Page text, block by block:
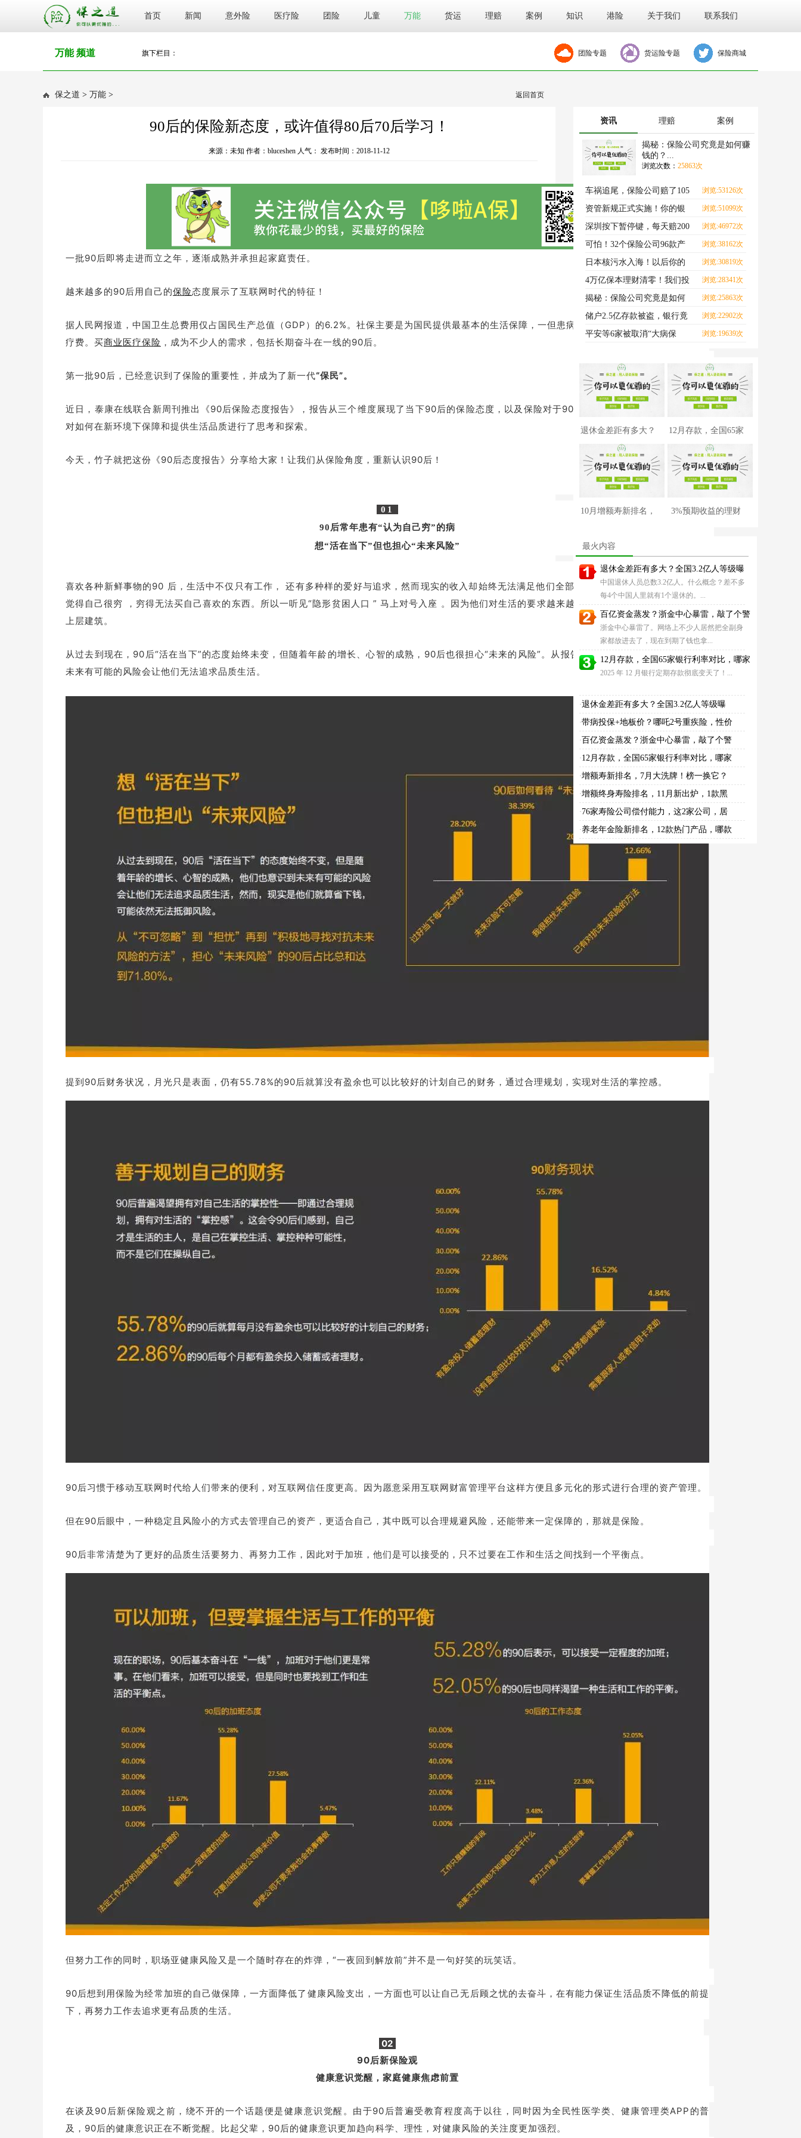
首页 新闻 意外险 医疗险 团险 儿童 万能 货运 理赔 案例 知识 港险 关于我们 联系我们
万能 频道 旗下栏目： 团险专题 货运险专题 保险商城
保之道 > 万能 > 返回首页
90后的保险新态度，或许值得80后70后学习！
来源：未知 作者：bluceshen 人气： 发布时间：2018-11-12
一批90后即将走进而立之年，逐渐成熟并承担起家庭责任。
越来越多的90后用自己的保险态度展示了互联网时代的特征！
据人民网报道，中国卫生总费用仅占国民生产总值（GDP）的6.2%。社保主要是为国民提供最基本的生活保障，一但患病住院，说不定还需得承担不少医
疗费。买商业医疗保险 ，成为不少人的需求，包括长期奋斗在一线的90后。
第一批90后，已经意识到了保险的重要性，并成为了新一代“保民”。
近日，泰康在线联合新周刊推出《90后保险态度报告》，报告从三个维度展现了当下90后的保险态度，以及保险对于90后的意义，同时协同新一代群体
对如何在新环境下保障和提供生活品质进行了思考和探索。
今天，竹子就把这份《90后态度报告》分享给大家！让我们从保险角度，重新认识90后！
01
90后常年患有“认为自己穷”的病
想“活在当下”但也担心“未来风险”
喜欢各种新鲜事物的90 后，生活中不仅只有工作， 还有多种样的爱好与追求，然而现实的收入却始终无法满足他们全部兴趣投入，这样的状态会让他们
觉得自己很穷 ，穷得无法买自己喜欢的东西。所以一听见“隐形贫困人口 ” 马上对号入座 。因为他们对生活的要求越来越高，经济基础永远跟不上增长的
上层建筑。
从过去到现在，90后“活在当下”的态度始终未变，但随着年龄的增长、心智的成熟，90后也很担心“未来的风险”。从报告数据显示，有71.80%的人担心
未来有可能的风险会让他们无法追求品质生活。
提到90后财务状况，月光只是表面，仍有55.78%的90后就算没有盈余也可以比较好的计划自己的财务，通过合理规划，实现对生活的掌控感。
90后习惯于移动互联网时代给人们带来的便利，对互联网信任度更高。因为愿意采用互联网财富管理平台这样方便且多元化的形式进行合理的资产管理。
但在90后眼中，一种稳定且风险小的方式去管理自己的资产，更适合自己，其中既可以合理规避风险，还能带来一定保障的，那就是保险。
90后非常清楚为了更好的品质生活要努力、再努力工作，因此对于加班，他们是可以接受的，只不过要在工作和生活之间找到一个平衡点。
但努力工作的同时，职场亚健康风险又是一个随时存在的炸弹，“一夜回到解放前”并不是一句好笑的玩笑话。
90后想到用保险为经常加班的自己做保障，一方面降低了健康风险支出，一方面也可以让自己无后顾之忧的去奋斗，在有能力保证生活品质不降低的前提
下，再努力工作去追求更有品质的生活。
02
90后新保险观
健康意识觉醒，家庭健康焦虑前置
在谈及90后新保险观之前，绕不开的一个话题便是健康意识觉醒。由于90后普遍受教育程度高于以往，同时因为全民性医学类、健康管理类APP的普
及，90后的健康意识正在不断觉醒。比起父辈，90后的健康意识更加趋向科学、理性，对健康风险的关注度更加强烈。
资讯 理赔 案例
揭秘：保险公司究竟是如何赚
钱的？...
浏览次数： 25863次
车祸追尾，保险公司赔了105
万？
浏览:53126次
资管新规正式实施！你的银
行理财，要亏了？
浏览:51099次
深圳按下暂停键，每天赔200
元的隔离险，还能买吗
浏览:46972次
可怕！32个保险公司96款产
品，全快没了！
浏览:38162次
日本核污水入海！以后你的
每一口海鲜，都可能致
浏览:30819次
4万亿保本理财清零！我们投
的钱怎么办？
浏览:28341次
揭秘：保险公司究竟是如何
赚钱的？
浏览:25863次
储户2.5亿存款被盗，银行竟
然不用赔？
浏览:22902次
平安等6家被取消“大病保
浏览:19639次
退休金差距有多大？
全国3.2亿人等级曝
12月存款，全国65家
银行利率对比，哪
10月增额寿新排名， 3%预期收益的理财
最火内容
退休金差距有多大？全国3.2亿人等级曝
中国退休人员总数3.2亿人。什么概念？差不多
每4个中国人里就有1个退休的。...
百亿资金蒸发？浙金中心暴雷，敲了个警
浙金中心暴雷了。网络上不少人居然把全副身
家都放进去了，现在到期了钱也拿...
12月存款，全国65家银行利率对比，哪家
2025 年 12 月银行定期存款彻底变天了！...
·退休金差距有多大？全国3.2亿人等级曝
·带病投保+地板价？哪吒2号重疾险，性价
·百亿资金蒸发？浙金中心暴雷，敲了个警
·12月存款，全国65家银行利率对比，哪家
·增额寿新排名，7月大洗牌！榜一换它？
·增额终身寿险排名，11月新出炉，1款黑
·76家寿险公司偿付能力，这2家公司，居
·养老年金险新排名，12款热门产品，哪款